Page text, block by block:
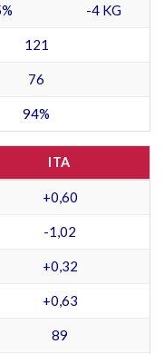
-4 KG
121
76
94%
ITA
+0,60
-1,02
+0,32
+0,63
89